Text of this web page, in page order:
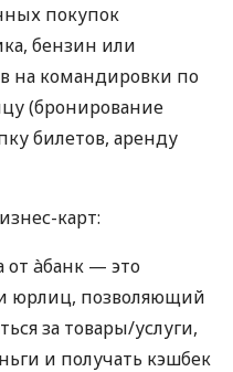
покупок
бензин или
на командировки по
(бронирование
билетов, аренду
карт:
от àбанк — это
юрлиц, позволяющий
за товары/услуги,
и получать кэшбек